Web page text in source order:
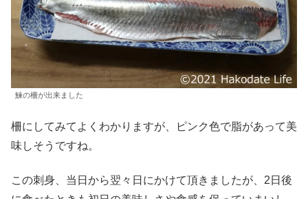
鰊の柵が出来ました
柵にしてみてよくわかりますが、ピンク色で脂があって美
味しそうですね。
この刺身、当日から翌々日にかけて頂きましたが、2日後